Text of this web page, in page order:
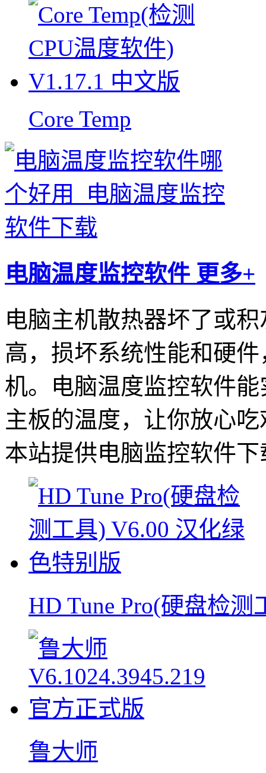
Core Temp
电脑温度监控软件 更多+
电脑主机散热器坏了或
高，损坏系统性能和硬
机。电脑温度监控软件
主板的温度，让你放心
本站提供电脑监控软件下
HD Tune Pro(硬盘检测
鲁大师